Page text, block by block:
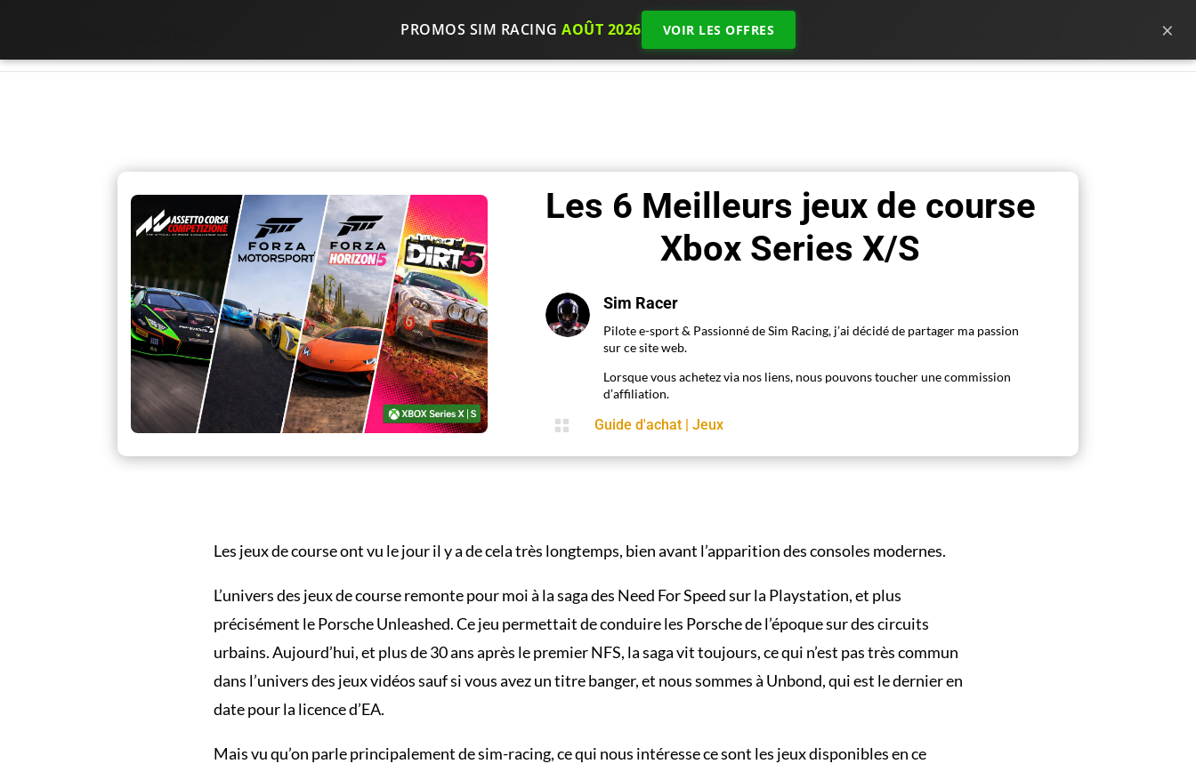
PROMOS SIM RACING AOÛT 2026 VOIR LES OFFRES ×
Accueil Choisir son matériel Test et Avis
Les 6 Meilleurs jeux de course
Xbox Series X/S
Sim Racer
Pilote e-sport & Passionné de Sim Racing, j’ai décidé de partager ma passion
sur ce site web.
Lorsque vous achetez via nos liens, nous pouvons toucher une commission
d’affiliation.
 Guide d'achat |Jeux
Les jeux de course ont vu le jour il y a de cela très longtemps, bien avant l’apparition des consoles modernes.
L’univers des jeux de course remonte pour moi à la saga des Need For Speed sur la Playstation, et plus
précisément le Porsche Unleashed. Ce jeu permettait de conduire les Porsche de l’époque sur des circuits
urbains. Aujourd’hui, et plus de 30 ans après le premier NFS, la saga vit toujours, ce qui n’est pas très commun
dans l’univers des jeux vidéos sauf si vous avez un titre banger, et nous sommes à Unbond, qui est le dernier en
date pour la licence d’EA.
Mais vu qu’on parle principalement de sim-racing, ce qui nous intéresse ce sont les jeux disponibles en ce